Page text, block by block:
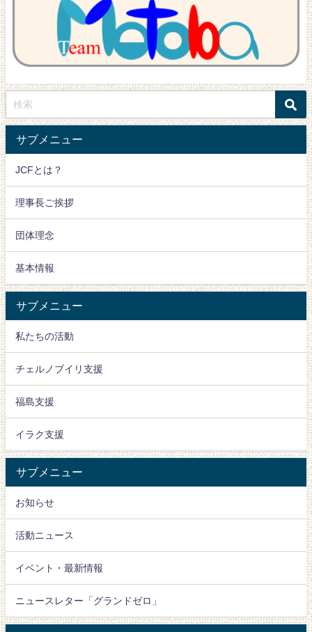
サブメニュー
JCFとは？
理事長ご挨拶
団体理念
基本情報
サブメニュー
私たちの活動
チェルノブイリ支援
福島支援
イラク支援
サブメニュー
お知らせ
活動ニュース
イベント・最新情報
ニュースレター「グランドゼロ」